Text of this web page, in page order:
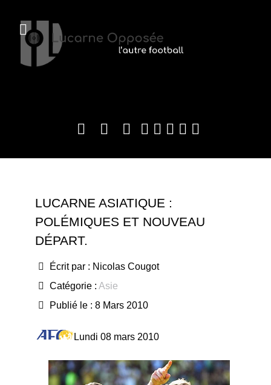
LUCARNE ASIATIQUE :
POLÉMIQUES ET NOUVEAU
DÉPART.
Écrit par : Nicolas Cougot
Catégorie : Asie
Publié le : 8 Mars 2010
Lundi 08 mars 2010